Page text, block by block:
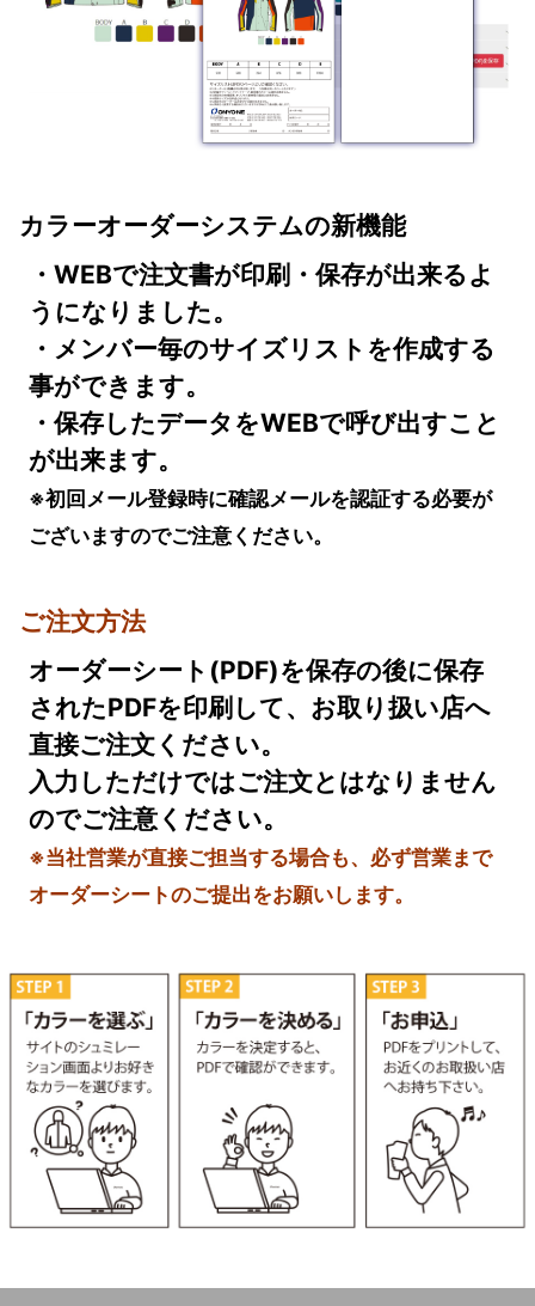
カラーオーダーシステムの新機能
・WEBで注文書が印刷・保存が出来るよ
うになりました。
・メンバー毎のサイズリストを作成する
事ができます。
・保存したデータをWEBで呼び出すこと
が出来ます。
※初回メール登録時に確認メールを認証する必要が
ございますのでご注意ください。
ご注文方法
オーダーシート(PDF)を保存の後に保存
されたPDFを印刷して、お取り扱い店へ
直接ご注文ください。
入力しただけではご注文とはなりません
のでご注意ください。
※当社営業が直接ご担当する場合も、必ず営業まで
オーダーシートのご提出をお願いします。